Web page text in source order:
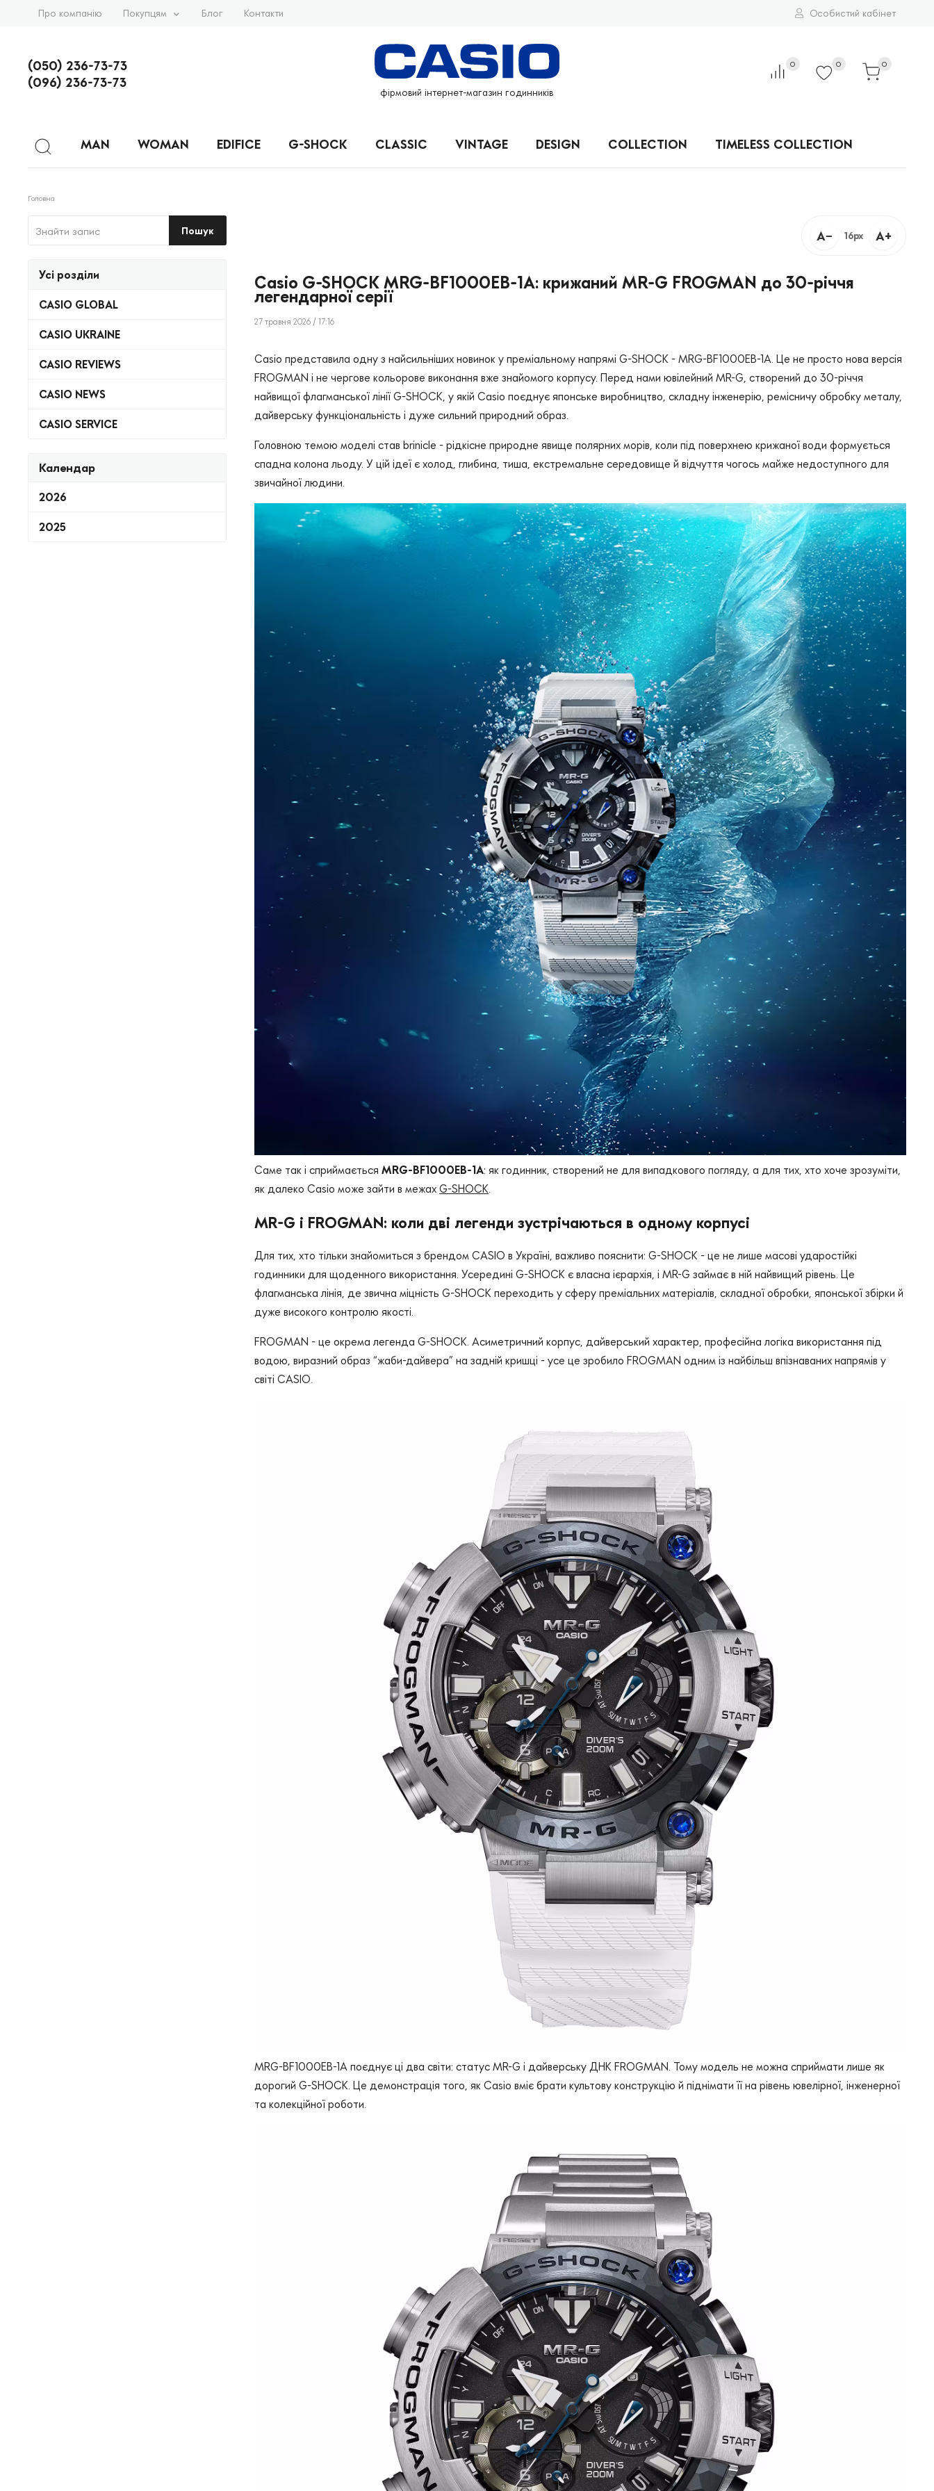
Про компанію Покупцям Блог Контакти Особистий кабінет
(050) 236-73-73
(096) 236-73-73
фірмовий інтернет-магазин годинників
0 0 0
MAN WOMAN EDIFICE G-SHOCK CLASSIC VINTAGE DESIGN COLLECTION TIMELESS COLLECTION
Головна
Пошук
Усі розділи
CASIO GLOBAL
CASIO UKRAINE
CASIO REVIEWS
CASIO NEWS
CASIO SERVICE
Календар
2026
2025
A− 16px A+
Casio G-SHOCK MRG-BF1000EB-1A: крижаний MR-G FROGMAN до 30-річчя
легендарної серії
27 травня 2026 / 17:16
Casio представила одну з найсильніших новинок у преміальному напрямі G-SHOCK - MRG-BF1000EB-1A. Це не просто нова версія
FROGMAN і не чергове кольорове виконання вже знайомого корпусу. Перед нами ювілейний MR-G, створений до 30-річчя
найвищої флагманської лінії G-SHOCK, у якій Casio поєднує японське виробництво, складну інженерію, ремісничу обробку металу,
дайверську функціональність і дуже сильний природний образ.
Головною темою моделі став brinicle - рідкісне природне явище полярних морів, коли під поверхнею крижаної води формується
спадна колона льоду. У цій ідеї є холод, глибина, тиша, екстремальне середовище й відчуття чогось майже недоступного для
звичайної людини.
Саме так і сприймається MRG-BF1000EB-1A: як годинник, створений не для випадкового погляду, а для тих, хто хоче зрозуміти,
як далеко Casio може зайти в межах G-SHOCK.
MR-G і FROGMAN: коли дві легенди зустрічаються в одному корпусі
Для тих, хто тільки знайомиться з брендом CASIO в Україні, важливо пояснити: G-SHOCK - це не лише масові ударостійкі
годинники для щоденного використання. Усередині G-SHOCK є власна ієрархія, і MR-G займає в ній найвищий рівень. Це
флагманська лінія, де звична міцність G-SHOCK переходить у сферу преміальних матеріалів, складної обробки, японської збірки й
дуже високого контролю якості.
FROGMAN - це окрема легенда G-SHOCK. Асиметричний корпус, дайверський характер, професійна логіка використання під
водою, виразний образ “жаби-дайвера” на задній кришці - усе це зробило FROGMAN одним із найбільш впізнаваних напрямів у
світі CASIO.
MRG-BF1000EB-1A поєднує ці два світи: статус MR-G і дайверську ДНК FROGMAN. Тому модель не можна сприймати лише як
дорогий G-SHOCK. Це демонстрація того, як Casio вміє брати культову конструкцію й піднімати її на рівень ювелірної, інженерної
та колекційної роботи.